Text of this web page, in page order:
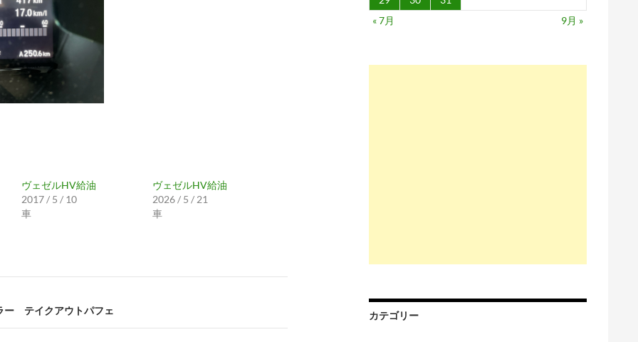
ヴェゼルHV給油
2017 / 5 / 10
車
ヴェゼルHV給油
2026 / 5 / 21
車
ー テイクアウトパフェ
« 7月
9月 »
カテゴリー